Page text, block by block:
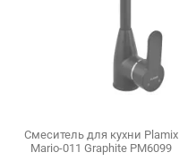
Смеситель для кухни Plamix
Mario-011 Graphite PM6099